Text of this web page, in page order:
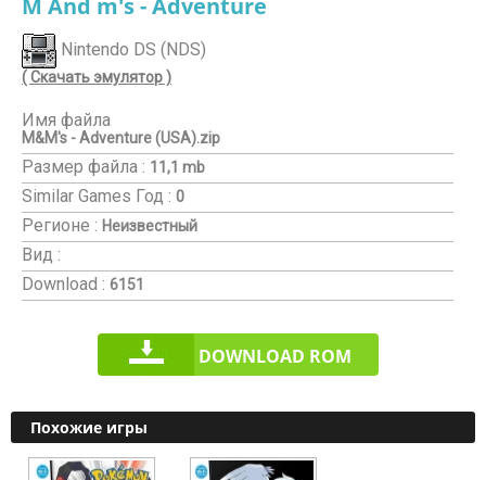
M And m's - Adventure
Nintendo DS (NDS)
( Скачать эмулятор )
Имя файла
M&M's - Adventure (USA).zip
Размер файла : 11,1 mb
Similar Games Год : 0
Регионе : Неизвестный
Вид :
Download : 6151
DOWNLOAD ROM
Похожие игры